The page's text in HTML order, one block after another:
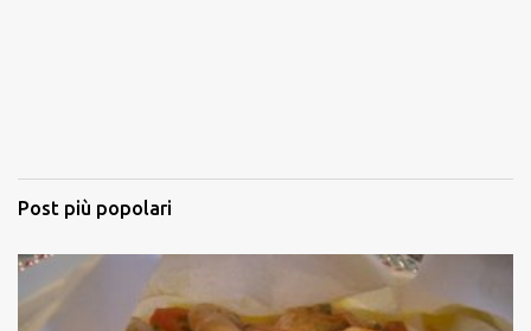
Post più popolari